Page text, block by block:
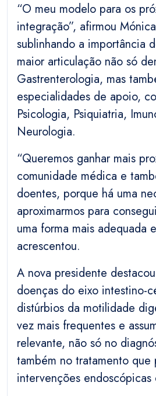
“O meu modelo para os
integração”, afirmou
sublinhando a importância
maior articulação não só
Gastrenterologia, mas
especialidades de apoio,
Psicologia, Psiquiatria,
Neurologia.
“Queremos ganhar mais
comunidade médica e
doentes, porque há uma
aproximarmos para
uma forma mais adequada
acrescentou.
A nova presidente
doenças do eixo intestino-
distúrbios da motilidade
vez mais frequentes e
relevante, não só no
também no tratamento que
intervenções endoscópicas